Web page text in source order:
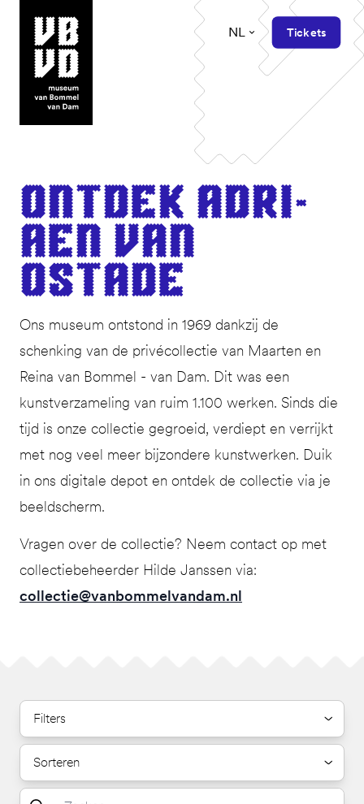
museum van Bommel van Dam
NL Tickets
Ont­dek Adri­
aen van
Ostade
Ons museum ontstond in 1969 dankzij de
schenking van de privécollectie van Maarten en
Reina van Bommel - van Dam. Dit was een
kunstverzameling van ruim 1.100 werken. Sinds die
tijd is onze collectie gegroeid, verdiept en verrijkt
met nog veel meer bijzondere kunstwerken. Duik
in ons digitale depot en ontdek de collectie via je
beeldscherm.
Vragen over de collectie? Neem contact op met
collectiebeheerder Hilde Janssen via:
collectie@vanbommelvandam.nl
Filters
Sorteren